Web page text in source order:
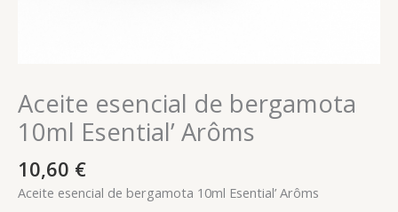
Aceite esencial de bergamota
10ml Esential’ Arôms
10,60 €
Aceite esencial de bergamota 10ml Esential’ Arôms